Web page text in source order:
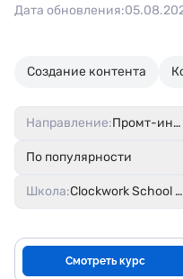
Дата обновления:
Создание контента
Школа:Clockwork School
По популярности
Направление:Промт-
Смотреть курс